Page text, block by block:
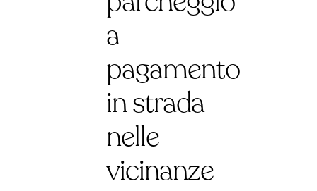
a
pagamento
in strada
nelle
vicinanze